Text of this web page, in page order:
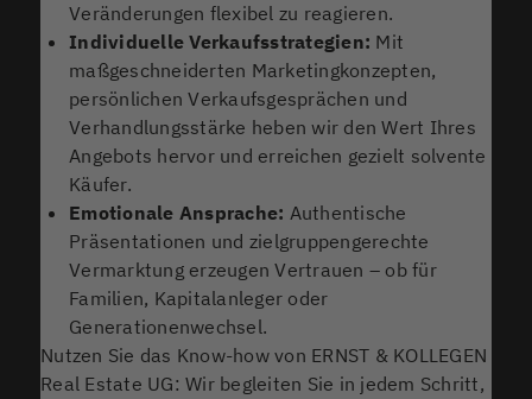
Veränderungen flexibel zu reagieren.
Individuelle Verkaufsstrategien: Mit
maßgeschneiderten Marketing­konzepten,
persönlichen Verkaufsgesprächen und
Verhandlungsstärke heben wir den Wert Ihres
Angebots hervor und erreichen gezielt solvente
Käufer.
Emotionale Ansprache: Authentische
Präsentationen und zielgruppengerechte
Vermarktung erzeugen Vertrauen – ob für
Familien, Kapitalanleger oder
Generationenwechsel.
Nutzen Sie das Know-how von ERNST & KOLLEGEN
Real Estate UG: Wir begleiten Sie in jedem Schritt,